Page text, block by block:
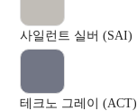
사일런트 실버 (SAI)
테크노 그레이 (ACT)